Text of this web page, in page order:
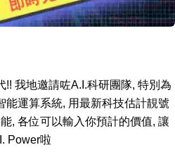
我地邀請咗A.I.科研團隊, 特別為
能運算系統, 用最新科技估計靚號
, 各位可以輸入你預計的價值, 讓
Power啦